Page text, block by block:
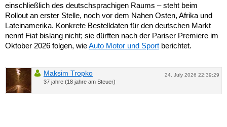
einschließlich des deutschsprachigen Raums – steht beim
Rollout an erster Stelle, noch vor dem Nahen Osten, Afrika und
Lateinamerika. Konkrete Bestelldaten für den deutschen Markt
nennt Fiat bislang nicht; sie dürften nach der Pariser Premiere im
Oktober 2026 folgen, wieAuto Motor und Sport berichtet.
24. July 2026 22:39:29
Maksim Tropko
37 jahre (18 jahre am Steuer)